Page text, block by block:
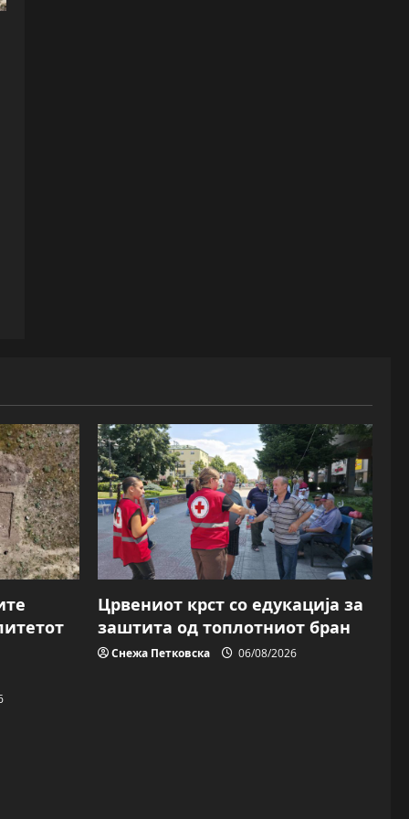
Црвениот крст со едукација за
заштита од топлотниот бран
Снежа Петковска 06/08/2026